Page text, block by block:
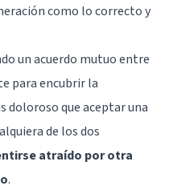
como lo correcto y
un acuerdo mutuo entre
para encubrir la
doloroso que aceptar una
de los dos
atraído por otra
.